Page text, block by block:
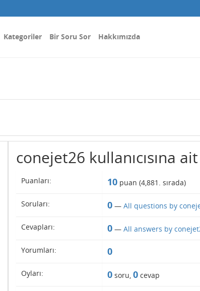
Kategoriler Bir Soru Sor Hakkımızda
conejet26 kullanıcısına
Puanları: 10puan (4,881 . sırada)
Soruları: 0— All questions by
Cevapları: 0— All answers by
Yorumları: 0
Oyları: 0soru, 0cevap